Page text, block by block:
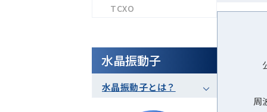
周
TCXO
水晶振動子
水晶振動子とは？